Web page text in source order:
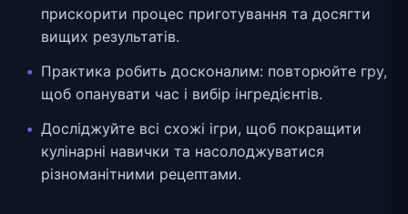
прискорити процес приготування та досягти
вищих результатів.
Практика робить досконалим: повторюйте гру,
щоб опанувати час і вибір інгредієнтів.
Досліджуйте всі схожі ігри, щоб покращити
кулінарні навички та насолоджуватися
різноманітними рецептами.